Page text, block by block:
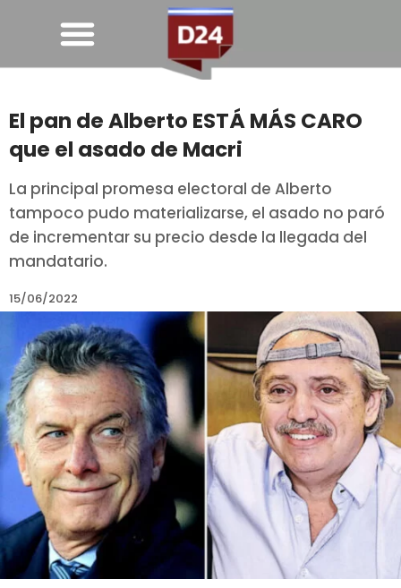
El pan de Alberto ESTÁ MÁS CARO
que el asado de Macri
La principal promesa electoral de Alberto
tampoco pudo materializarse, el asado no paró
de incrementar su precio desde la llegada del
mandatario.
15/06/2022